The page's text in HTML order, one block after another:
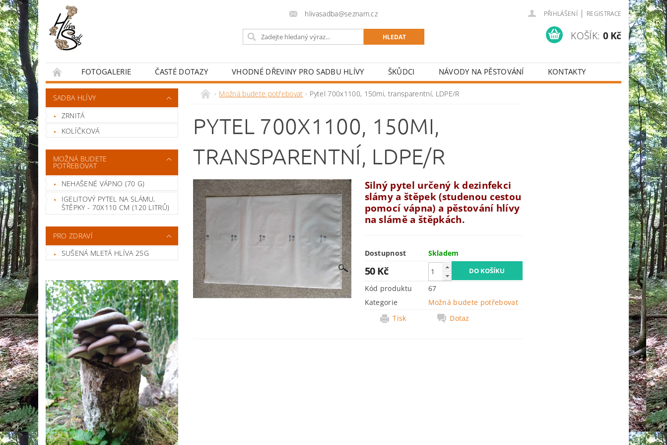
hlivasadba@seznam.cz PŘIHLÁŠENÍ | REGISTRACE
KOŠÍK: 0 Kč
FOTOGALERIE ČASTÉ DOTAZY VHODNÉ DŘEVINY PRO SADBU HLÍVY ŠKŮDCI NÁVODY NA PĚSTOVÁNÍ
KONTAKTY
OBCHODNÍ PODMÍNKY
SADBA HLÍVY
ZRNITÁ
KOLÍČKOVÁ
MOŽNÁ BUDETE
POTŘEBOVAT
NEHAŠENÉ VÁPNO (70 G)
IGELITOVÝ PYTEL NA SLÁMU,
ŠTĚPKY - 70X110 CM (120 LITRŮ)
PRO ZDRAVÍ
SUŠENÁ MLETÁ HLÍVA 25G
Možná budete potřebovat Pytel 700x1100, 150mi, transparentní, LDPE/R
PYTEL 700X1100, 150MI,
TRANSPARENTNÍ, LDPE/R
Silný pytel určený k dezinfekci
slámy a štěpek (studenou cestou
pomocí vápna) a pěstování hlívy
na slámě a štěpkách.
Dostupnost Skladem
50 Kč
Kód produktu
67
Kategorie
Možná budete potřebovat
Tisk
Dotaz